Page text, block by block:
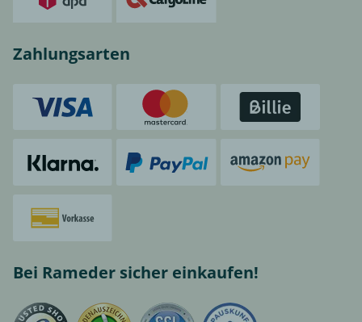
Zahlungsarten
Bei Rameder sicher einkaufen!